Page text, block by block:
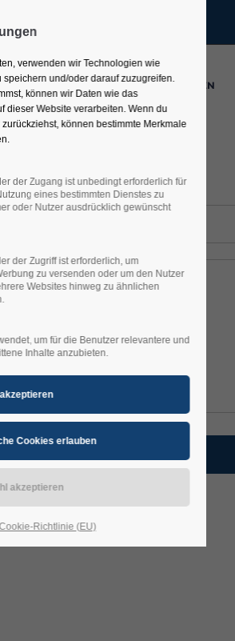
HARDWARE UNTERNEHMEN
verwenden wir Technologien wie
und/oder darauf zuzugreifen.
können wir Daten wie das
dieser Website verarbeiten. Wenn du
können bestimmte Merkmale
der Zugang ist unbedingt erforderlich für
eines bestimmten Dienstes zu
oder Nutzer ausdrücklich gewünscht
der Zugriff ist erforderlich, um
zu versenden oder um den Nutzer
Websites hinweg zu ähnlichen
um für die Benutzer relevantere und
Inhalte anzubieten.
Cookie-Richtlinie (EU)